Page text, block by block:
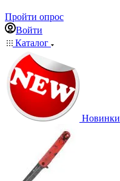
Пройти опрос
Войти
Каталог
Новинки